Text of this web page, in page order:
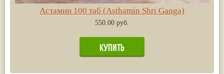
Астамин 100 таб (Asthamin Shri Ganga)
550.00 руб.